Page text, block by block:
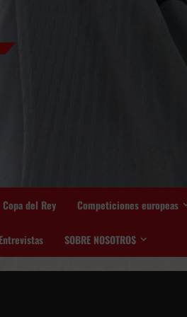
Copa del Rey Competiciones europeas
Entrevistas SOBRE NOSOTROS